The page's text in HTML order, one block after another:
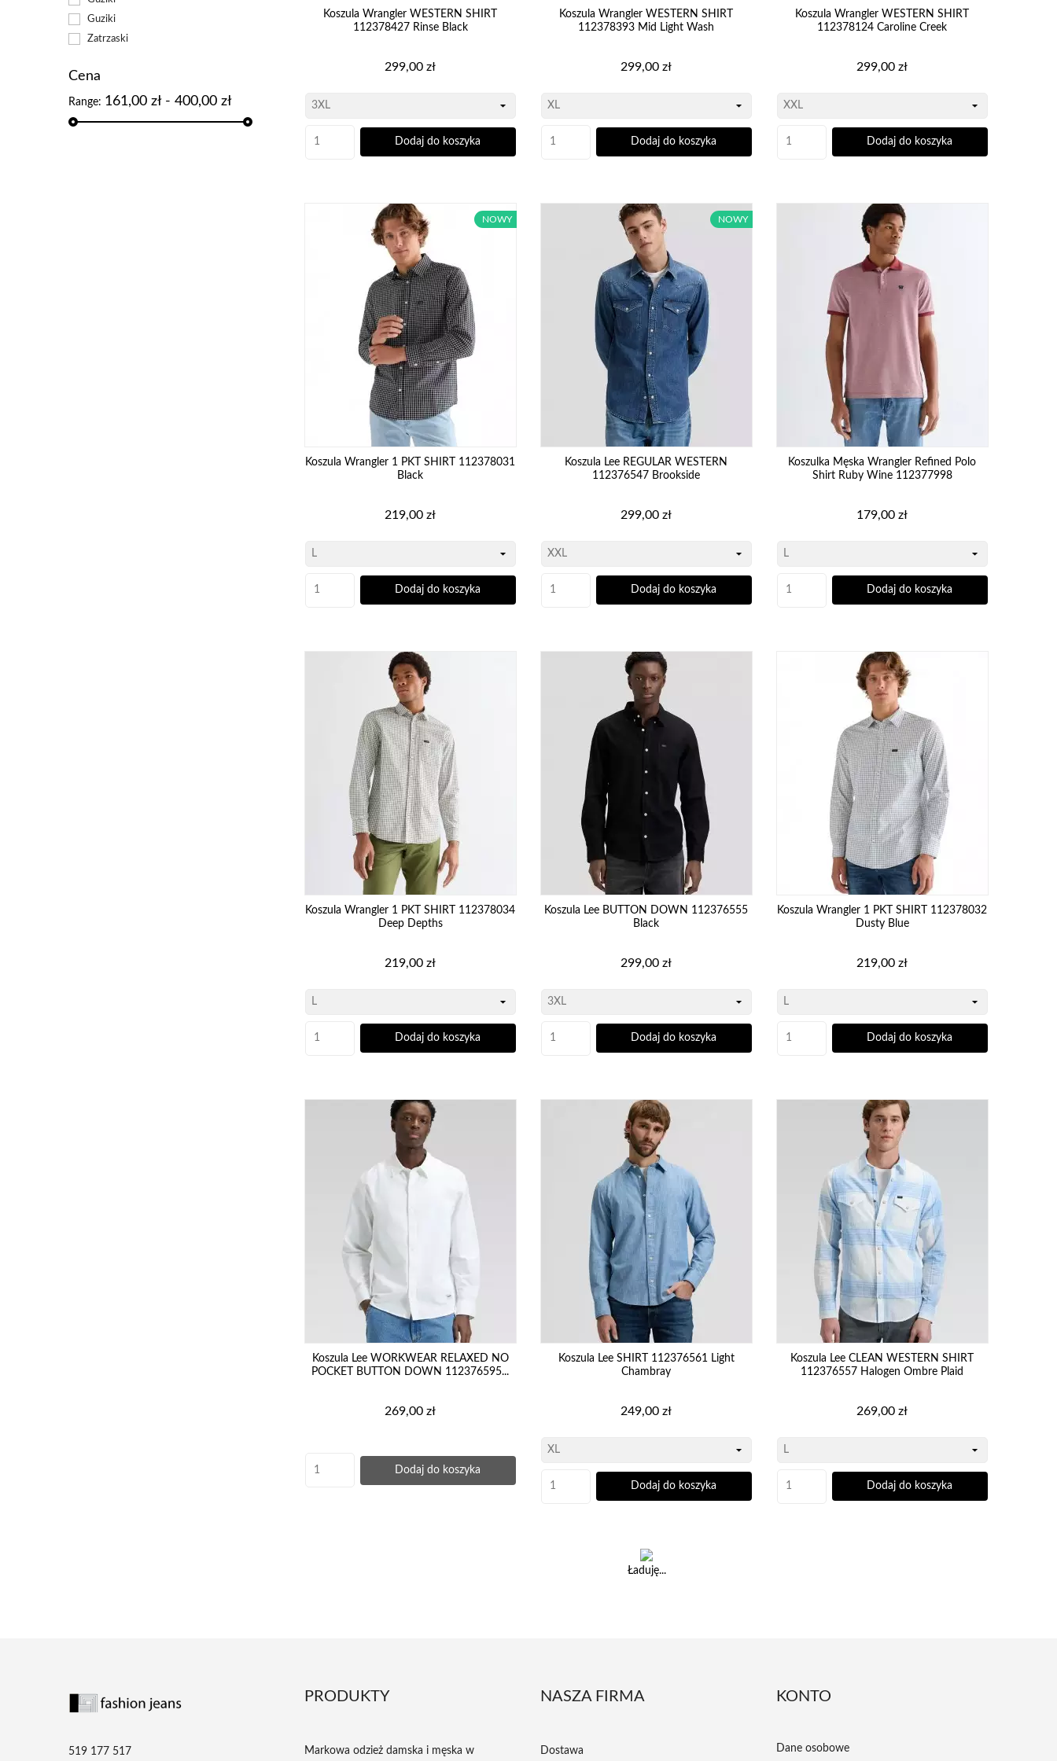
Guziki
Zatrzaski
Cena
Range: 161,00 zł - 400,00 zł
Koszula Wrangler WESTERN SHIRT
112378427 Rinse Black
Cena
299,00 zł
Dodaj do koszyka
Koszula Wrangler WESTERN SHIRT
112378393 Mid Light Wash
Cena
299,00 zł
Dodaj do koszyka
Koszula Wrangler WESTERN SHIRT
112378124 Caroline Creek
Cena
299,00 zł
Dodaj do koszyka
Koszula Wrangler 1 PKT SHIRT 112378031
Black
Cena
219,00 zł
Dodaj do koszyka
NOWY
Koszula Lee REGULAR WESTERN
112376547 Brookside
Cena
299,00 zł
Dodaj do koszyka
NOWY
Koszulka Męska Wrangler Refined Polo
Shirt Ruby Wine 112377998
Cena
179,00 zł
Dodaj do koszyka
Koszula Wrangler 1 PKT SHIRT 112378034
Deep Depths
Cena
219,00 zł
Dodaj do koszyka
Koszula Lee BUTTON DOWN 112376555
Black
Cena
299,00 zł
Dodaj do koszyka
Koszula Wrangler 1 PKT SHIRT 112378032
Dusty Blue
Cena
219,00 zł
Dodaj do koszyka
Koszula Lee WORKWEAR RELAXED NO
POCKET BUTTON DOWN 112376595...
Cena
269,00 zł
Dodaj do koszyka
Koszula Lee SHIRT 112376561 Light
Chambray
Cena
249,00 zł
Dodaj do koszyka
Koszula Lee CLEAN WESTERN SHIRT
112376557 Halogen Ombre Plaid
Cena
269,00 zł
Dodaj do koszyka
Ładuję...
519 177 517
PRODUKTY
Markowa odzież damska i męska w
NASZA FIRMA
Dostawa
KONTO
Dane osobowe